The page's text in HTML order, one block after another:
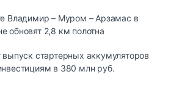
Владимир – Муром – Арзамас в
обновят 2,8 км полотна
выпуск стартерных аккумуляторов
в 380 млн руб.